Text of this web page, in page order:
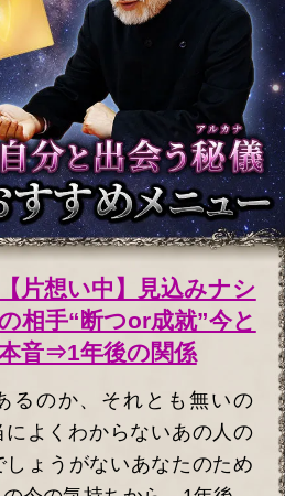
【片想い中】見込みナシ
相手“断つor成就”今と
音⇒1年後の関係
るのか、それとも無いの
よくわからないあの人の
しょうがないあなたのため